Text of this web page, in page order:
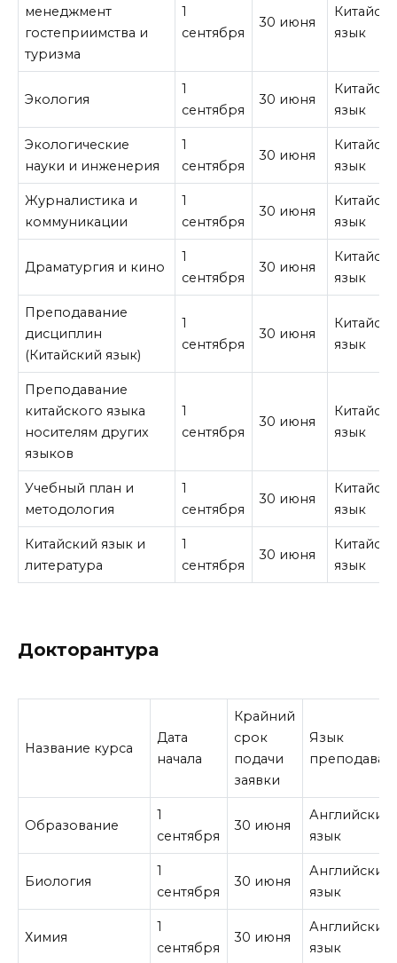
менеджмент
гостеприимства и
туризма
1
сентября
30 июня
язык
Экология
1
сентября
30 июня
язык
Экологические
науки и инженерия
1
сентября
30 июня
язык
Журналистика и
коммуникации
1
сентября
30 июня
язык
Драматургия и кино
1
сентября
30 июня
язык
Преподавание
дисциплин
(Китайский язык)
1
сентября
30 июня
язык
Преподавание
китайского языка
носителям других
языков
1
сентября
30 июня
язык
Учебный план и
методология
1
сентября
30 июня
язык
Китайский язык и
литература
1
сентября
30 июня
язык
Докторантура
Название курса
Дата
начала
Крайний
срок
подачи
заявки
Язык
Образование
1
сентября
30 июня
Английский
язык
Биология
1
сентября
30 июня
Английский
язык
Химия
1
сентября
30 июня
Английский
язык